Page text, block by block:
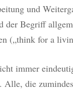
und
der Begriff
(„think for a
immer
die